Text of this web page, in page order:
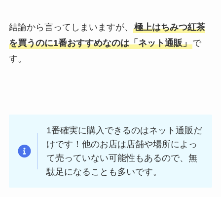
結論から言ってしまいますが、 極上はちみつ紅茶
を買うのに1番おすすめなのは「ネット通販」で
す。
1番確実に購入できるのはネット通販だ
けです！他のお店は店舗や場所によっ
て売っていない可能性もあるので、無
駄足になることも多いです。